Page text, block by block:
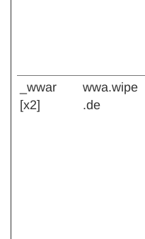
_wwar
[x2]
wwa.wipe
.de